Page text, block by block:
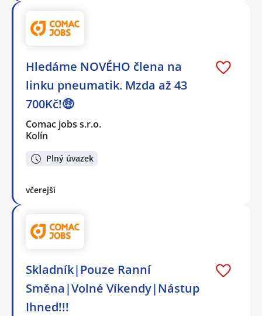
Hledáme NOVÉHO člena na
linku pneumatik. Mzda až 43
700Kč!🤑
Comac jobs s.r.o.
Kolín
Plný úvazek
včerejší
Skladník|Pouze Ranní
Směna|Volné Víkendy|Nástup
Ihned!!!